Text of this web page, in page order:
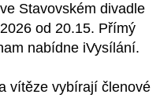
Stavovském divadle
od 20.15. Přímý
nabídne iVysílání.
vítěze vybírají členové